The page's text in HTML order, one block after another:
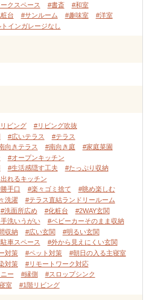
クスペース #書斎
#和室
台 #サンルーム #趣味室
#洋室
インガレージなし
ビング
#リビング吹抜
#広いテラス
#テラス
向きテラス #南向き庭
#家庭菜園
#オープンキッチン
#生活感隠す工夫
#たっぷり収納
れるキッチン
手口 #楽々ゴミ捨て
#眺め楽しむ
洗濯
#テラス直結ランドリールーム
#洗面所広め #化粧台
#2WAY玄関
洗いうがい
#ベビーカーそのまま収納
収納 #広い玄関
#明るい玄関
車スペース
#外から見えにくい玄関
対策 #ペット対策
#朝日の入る主寝室
対策
#リモートワーク対応
ー #縁側
#スロップシンク
室 #1階リビング